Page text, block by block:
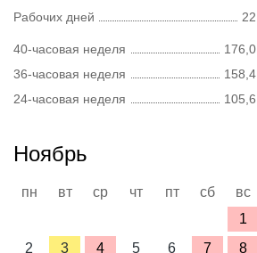
Рабочих дней
22
40-часовая неделя
176,0
36-часовая неделя
158,4
24-часовая неделя
105,6
Ноябрь
пн вт ср чт пт сб
вс
1
2
3 4 5 6 7 8